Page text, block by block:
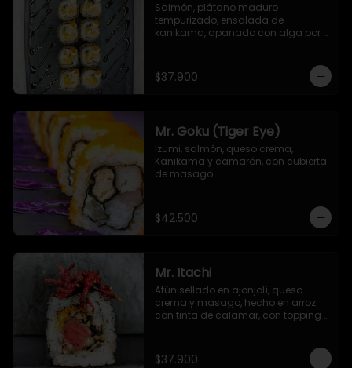
Salmón, plátano maduro
tempurizado, ensalada de
kanikama, apanado con alga por
$37.900
Mr. Goku (Tiger Eye)
Izumi, salmón, queso crema,
Kanikama y camarón, con cubierta
de masago.
$42.500
Mr. Itachi
Atún sellado en ajonjolí, queso
crema y masago, hecho en arroz
con tinta de calamar, con topping
$37.900